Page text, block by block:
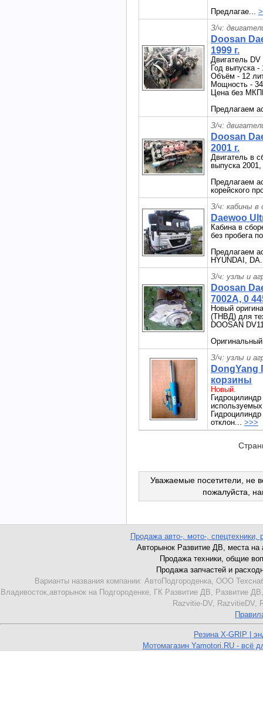
Предлагае...
З/ч:
Doosan
1999 г.
Двигатель
Год выпуска -
Объём - 12
Мощность -
Цена без
Предлагаем
З/ч:
Doosan
2001 г.
Двигатель в
выпуска
Предлагаем
корейского
З/ч: кабины в
Daewoo
Кабина в
без пробега
Предлагаем
HYUNDAI,
З/ч: узлы и
Doosan
7002A, 0
Новый
(ТНВД) для
DOOSAN
З/ч: узлы и
корзины
Новый.
отклон... >>>
Уважаемые посетители, не
пожалуйста,
Продажа авто-, мото-, спецтехники,
Авторынок Развитие ДВ, места на
Продажа техники, общие
Продажа запчастей и
Варианты названия компании: АвтоПодгороденка, ООО
Владивосток,авторынок на Подгороденке, ГК Развитие ДВ,
Razvitie-DV, RazvitieDV,
Резина X-GRIP |
Мотомагазин Yamotori.RU - всё